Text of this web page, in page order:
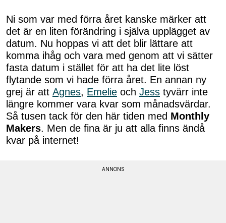
Ni som var med förra året kanske märker att
det är en liten förändring i själva upplägget av
datum. Nu hoppas vi att det blir lättare att
komma ihåg och vara med genom att vi sätter
fasta datum i stället för att ha det lite löst
flytande som vi hade förra året. En annan ny
grej är att Agnes, Emelie och Jess tyvärr inte
längre kommer vara kvar som månadsvärdar.
Så tusen tack för den här tiden med Monthly
Makers. Men de fina är ju att alla finns ändå
kvar på internet!